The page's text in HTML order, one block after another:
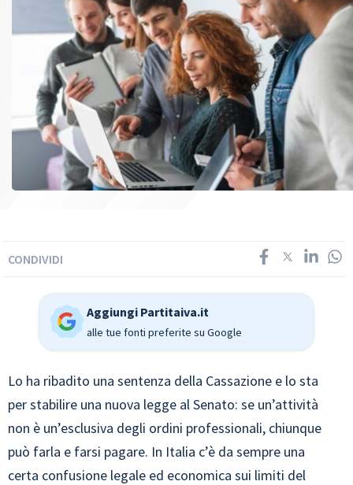
CONDIVIDI
Aggiungi Partitaiva.it
alle tue fonti preferite su Google
Lo ha ribadito una sentenza della Cassazione e lo sta
per stabilire una nuova legge al Senato: se un’attività
non è un’esclusiva degli ordini professionali, chiunque
può farla e farsi pagare. In Italia c’è da sempre una
certa confusione legale ed economica sui limiti del